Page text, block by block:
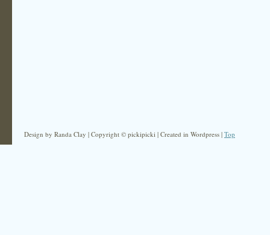
Design by Randa Clay | Copyright © pickipicki | Created in Wordpress | Top